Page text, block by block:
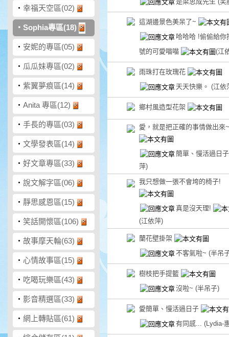
‧ 幸福天空區(02)
‧ Sophia專區(18)
‧ 安妮的專區(05)
‧ 瓜瓜妹專區(02)
‧ 紫翼夢痕區(14)
‧ Anita 專區(12)
‧ 手長的專區(03)
‧ 文學發表區(14)
‧ 好文章專區(33)
‧ 說文解字區(06)
‧ 靜思感恩區(15)
‧ 笑話開懷區(106)
‧ 故事摩天輪(63)
‧ 心情故事區(15)
‧ 吃喝玩樂區(43)
‧ 影音精選區(33)
‧ 網上轉貼區(61)
這湖邊景色美呆了~
哈哈哈 !偷偷給你
號的可愛喵喵
(江
雨珠打在玫瑰花
天天快樂。 (江依
鄉村風造型花架
愛，就是把正確的事情做出來~
簡單、慢活過日
萍)
我只想做一張不會垮的椅子!
真是沒天理!
(江依萍)
蘭花壁掛架
不客氣啦~ (半吊
樹枝把手提籃
沒啦~ (半吊子)
愛簡單、慢活過日子
有同感... (Lydia-